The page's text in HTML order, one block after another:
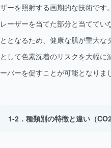
ザーを照射する画期的な技術です。
レーザーを当てた部分と当ててい
ととなるため、健康な肌が重大な
として色素沈着のリスクを大幅に
ーバーを促すことが可能となりま
種類別の特徴と違い（